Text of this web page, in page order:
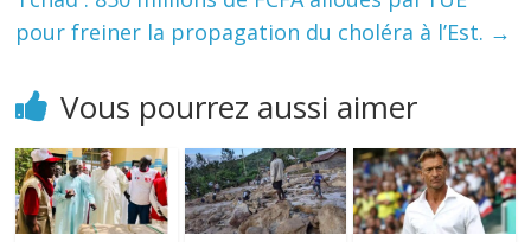
pour freiner la propagation du choléra à l’Est. →
Vous pourrez aussi aimer